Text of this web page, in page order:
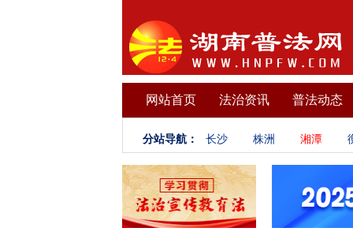
网站首页 法治资讯 普法动态
分站导航： 长沙 株洲 湘潭